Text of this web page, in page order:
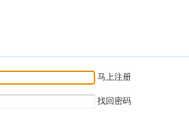
马上注册
找回密码